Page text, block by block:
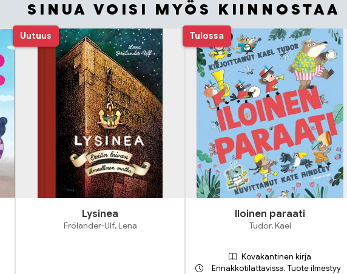
SINUA VOISI MYÖS KIINNOSTAA
Uutuus
Lysinea
Frölander-Ulf, Lena
Tulossa
Iloinen paraati
Tudor, Kael
Kovakantinen kirja
Ennakkotilattavissa. Tuote ilmestyy